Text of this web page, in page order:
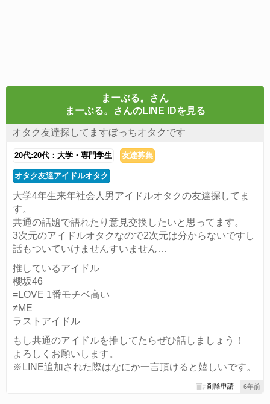
まーぶる。さん
まーぶる。さんのLINE IDを見る
オタク友達探してますぼっちオタクです
20代:20代：大学・専門学生 友達募集
オタク友達アイドルオタク
大学4年生来年社会人男アイドルオタクの友達探してま
す。
共通の話題で語れたり意見交換したいと思ってます。
3次元のアイドルオタクなので2次元は分からないですし
話もついていけませんすいません…
推しているアイドル
櫻坂46
=LOVE 1番モチベ高い
≠ME
ラストアイドル
もし共通のアイドルを推してたらぜひ話しましょう！
よろしくお願いします。
※LINE追加された際はなにか一言頂けると嬉しいです。
6年前
削除申請